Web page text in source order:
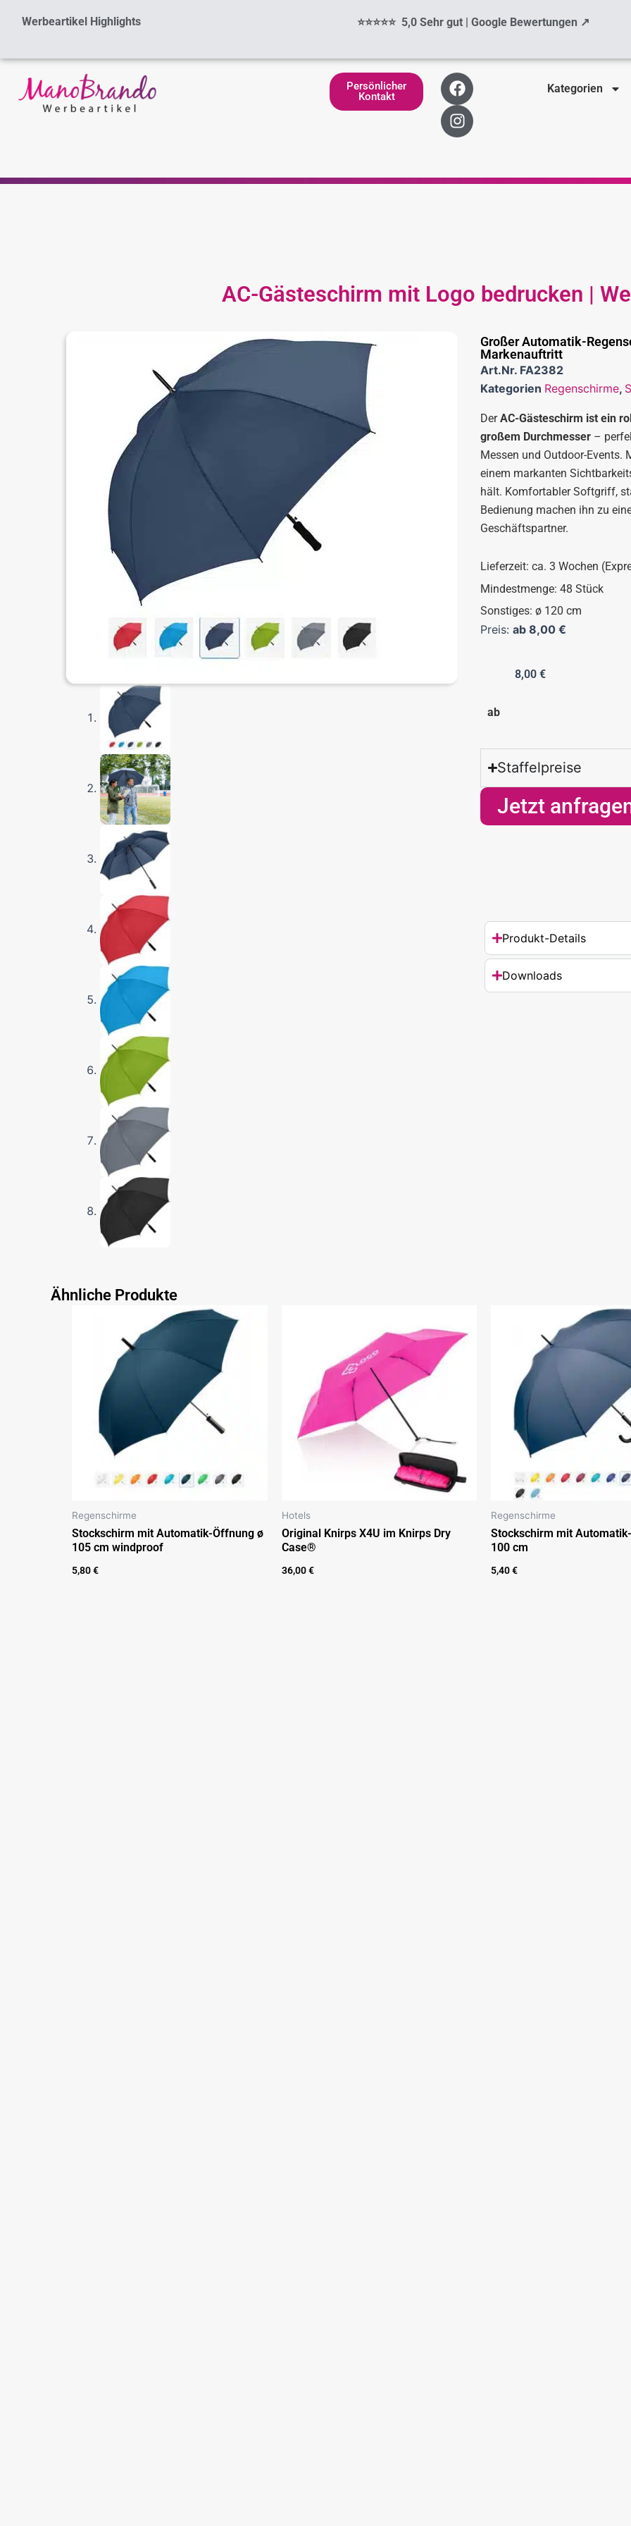
InhaltWerbeartikel Highlights ⭐⭐⭐⭐⭐ 5,0 Sehr gut | Google Bewertungen ↗
Persönlicher
Kontakt
F
a
c
e
b
o
I
n
s
t
a
r
Kategorien
AC-Gästeschirm mit Logo bedrucken |
Großer Automatik-
Markenauftritt
Art.Nr. FA2382
Kategorien Regenschirme,
DerAC-Gästeschirm ist ein
großem Durchmesser –
Messen und Outdoor-Events.
einem markanten
hält. Komfortabler Softgriff,
Bedienung machen ihn zu
Geschäftspartner.
Lieferzeit: ca. 3 Wochen
Mindestmenge: 48 Stück
Sonstiges: ø 120 cm
Preis: ab 8,00 €
8,00€
ab
Staffelpreise
Jetzt
Produkt-Details
Downloads
Ähnliche Produkte
Regenschirme
Stockschirm mit Automatik-Öffnung ø
105 cm windproof
5,80€
Hotels
Original Knirps X4U im Knirps Dry
Case®
36,00€
Regenschirme
Stockschirm mit
100 cm
5,40€